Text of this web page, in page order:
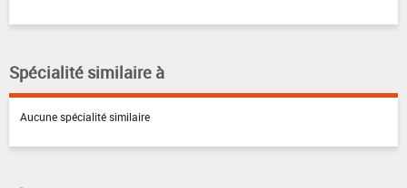
Spécialité similaire à
Aucune spécialité similaire